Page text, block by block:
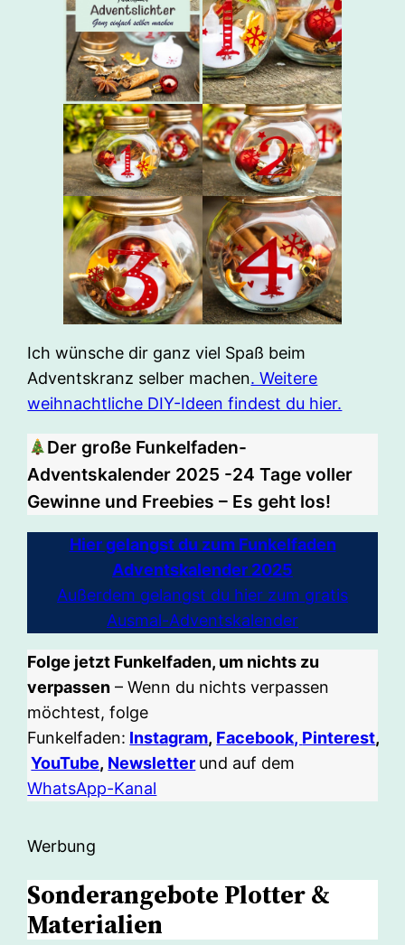
Ich wünsche dir ganz viel Spaß beim
Adventskranz selber machen. Weitere
weihnachtliche DIY-Ideen findest du hier.
Der große Funkelfaden-
Adventskalender 2025 -24 Tage voller
Gewinne und Freebies – Es geht los!
Hier gelangst du zum Funkelfaden
Adventskalender 2025
Außerdem gelangst du hier zum gratis
Ausmal-Adventskalender
Folge jetzt Funkelfaden, um nichts zu
verpassen – Wenn du nichts verpassen
möchtest, folge
Funkelfaden: Instagram, Facebook, Pinterest,
YouTube, Newsletter und auf dem
WhatsApp-Kanal
Werbung
Sonderangebote Plotter &
Materialien